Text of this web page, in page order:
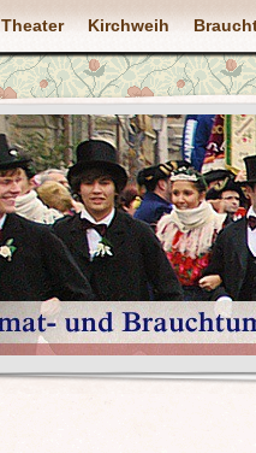
Theater Kirchweih